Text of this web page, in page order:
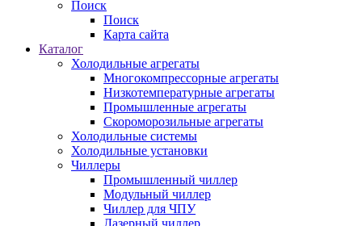
Поиск
Поиск
Карта сайта
Каталог
Холодильные агрегаты
Многокомпрессорные агрегаты
Низкотемпературные агрегаты
Промышленные агрегаты
Скороморозильные агрегаты
Холодильные системы
Холодильные установки
Чиллеры
Промышленный чиллер
Модульный чиллер
Чиллер для ЧПУ
Лазерный чиллер